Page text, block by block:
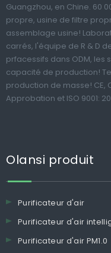
Guangzhou, en Chine. 60
propre, usine de filtre
assemblage usine!
carrés, l'équipe de R & D
prfacessifs dans ODM, les
capacité de production!
production de masse! CE,
Approbation et ISO 9001:
Olansi produit
Purificateur d'air
Purificateur d'air
Purificateur d'air PM1.0